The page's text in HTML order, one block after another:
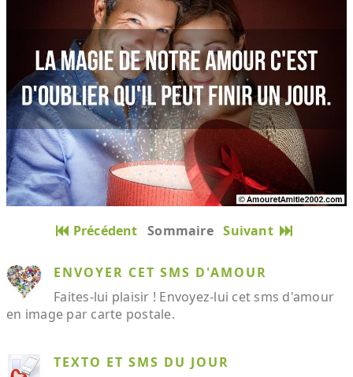
Précédent Sommaire Suivant
ENVOYER CET SMS D'AMOUR
Faites-lui plaisir ! Envoyez-lui cet sms d'amour
en image par carte postale.
TEXTO ET SMS DU JOUR